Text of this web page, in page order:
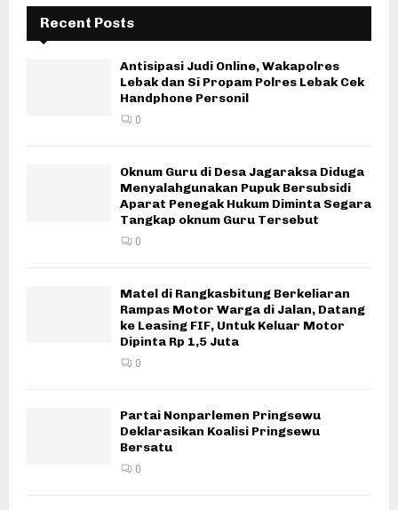
Recent Posts
Antisipasi Judi Online, Wakapolres
Lebak dan Si Propam Polres Lebak Cek
Handphone Personil
0
Oknum Guru di Desa Jagaraksa Diduga
Menyalahgunakan Pupuk Bersubsidi
Aparat Penegak Hukum Diminta Segara
Tangkap oknum Guru Tersebut
0
Matel di Rangkasbitung Berkeliaran
Rampas Motor Warga di Jalan, Datang
ke Leasing FIF, Untuk Keluar Motor
Dipinta Rp 1,5 Juta
0
Partai Nonparlemen Pringsewu
Deklarasikan Koalisi Pringsewu
Bersatu
0